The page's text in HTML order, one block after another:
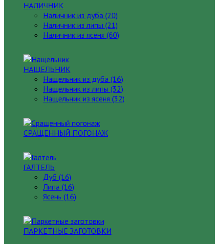
НАЛИЧНИК
Наличник из дуба (20)
Наличник из липы (21)
Наличник из ясеня (60)
НАЩЕЛЬНИК
Нащельник из дуба (16)
Нащельник из липы (32)
Нащельник из ясеня (32)
СРАЩЕННЫЙ ПОГОНАЖ
ГАЛТЕЛЬ
Дуб (16)
Липа (16)
Ясень (16)
ПАРКЕТНЫЕ ЗАГОТОВКИ